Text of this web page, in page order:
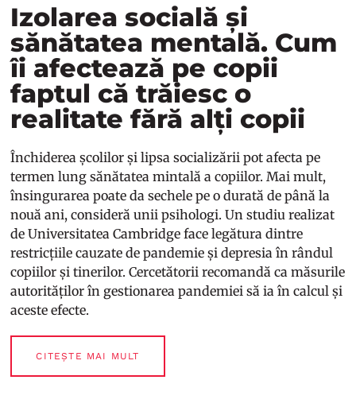
Izolarea socială și
sănătatea mentală. Cum
îi afectează pe copii
faptul că trăiesc o
realitate fără alți copii
Închiderea școlilor și lipsa socializării pot afecta pe
termen lung sănătatea mintală a copiilor. Mai mult,
însingurarea poate da sechele pe o durată de până la
nouă ani, consideră unii psihologi. Un studiu realizat
de Universitatea Cambridge face legătura dintre
restricțiile cauzate de pandemie și depresia în rândul
copiilor și tinerilor. Cercetătorii recomandă ca măsurile
autorităților în gestionarea pandemiei să ia în calcul și
aceste efecte.
CITEȘTE MAI MULT